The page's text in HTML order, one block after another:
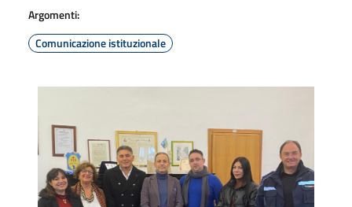
Argomenti:
Comunicazione istituzionale